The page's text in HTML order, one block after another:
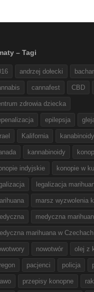
– Tagi
andrzej dołecki
cannafest CBD
zdrowia dziecka
epilepsja
Kalifornia kanabinoidy
kannabinoidy
indyjskie konopie w
legalizacja
marsz wyzwolenia
medyczna
marihuana w Czechach
nowotwór olej z
pacjenci policja
przepisy konopne rak